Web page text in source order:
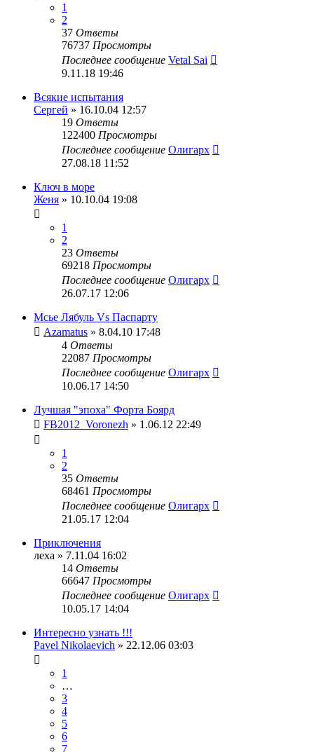
1
2
37 Ответы
76737 Просмотры
Последнее сообщение Vetal Sai
9.11.18 19:46
Всякие испытания
Сергей » 16.10.04 12:57
19 Ответы
122400 Просмотры
Последнее сообщение Олигарх
27.08.18 11:52
Ключ в море
Женя » 10.10.04 19:08
1
2
23 Ответы
69218 Просмотры
Последнее сообщение Олигарх
26.07.17 12:06
Мсье Лябуль Vs Паспарту
Azamatus » 8.04.10 17:48
4 Ответы
22087 Просмотры
Последнее сообщение Олигарх
10.06.17 14:50
Лучшая "эпоха" Форта Боярд
FB2012_Voronezh » 1.06.12 22:49
1
2
35 Ответы
68461 Просмотры
Последнее сообщение Олигарх
21.05.17 12:04
Приключения
леха » 7.11.04 16:02
14 Ответы
66647 Просмотры
Последнее сообщение Олигарх
10.05.17 14:04
Интересно узнать !!!
Pavel Nikolaevich » 22.12.06 03:03
1
…
3
4
5
6
7